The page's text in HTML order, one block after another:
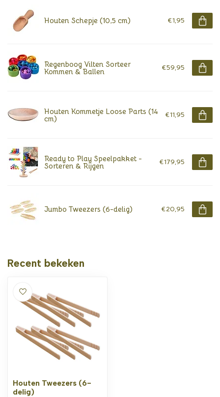
Houten Schepje (10,5 cm) €1,95
Regenboog Vilten Sorteer
Kommen & Ballen €59,95
Houten Kommetje Loose Parts (14
cm) €11,95
Ready to Play Speelpakket -
Sorteren & Rijgen €179,95
Jumbo Tweezers (6-delig) €20,95
Recent bekeken
Houten Tweezers (6-
delig)